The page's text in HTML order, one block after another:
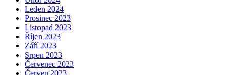
Leden 2024
Prosinec 2023
Listopad 2023
Říjen 2023
Září 2023
Srpen 2023
Červenec 2023